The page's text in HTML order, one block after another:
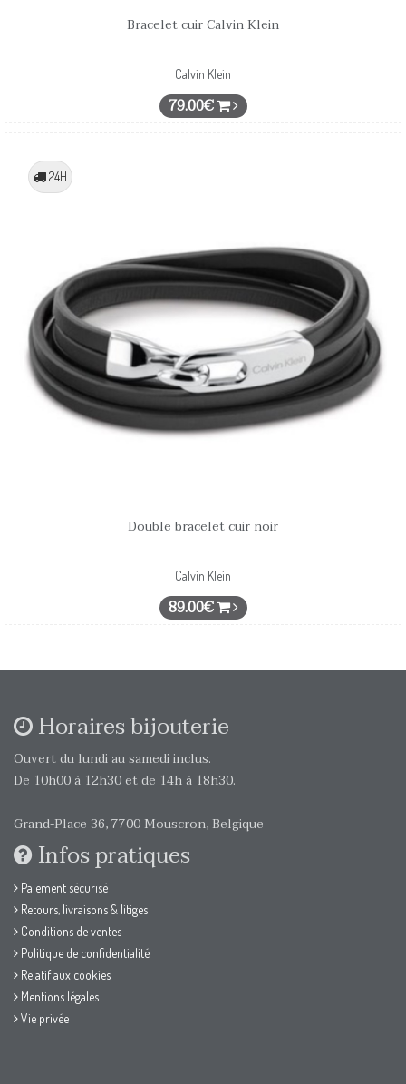
Bracelet cuir Calvin Klein
Calvin Klein
79.00€
24H
Double bracelet cuir noir
Calvin Klein
89.00€
Horaires bijouterie
Ouvert du lundi au samedi inclus.
De 10h00 à 12h30 et de 14h à 18h30.
Grand-Place 36, 7700 Mouscron, Belgique
Infos pratiques
Paiement sécurisé
Retours, livraisons & litiges
Conditions de ventes
Politique de confidentialité
Relatif aux cookies
Mentions légales
Vie privée